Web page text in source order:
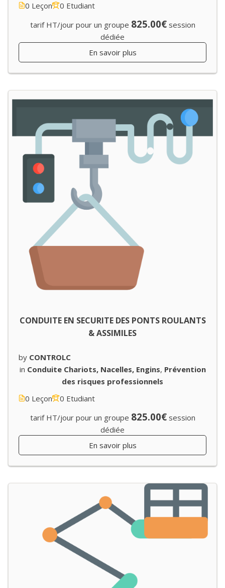
0 Leçon
0 Etudiant
tarif HT/jour pour un groupe 825.00€ session
dédiée
En savoir plus
CONDUITE EN SECURITE DES PONTS ROULANTS
& ASSIMILES
by CONTROLC
in Conduite Chariots, Nacelles, Engins, Prévention
des risques professionnels
0 Leçon
0 Etudiant
tarif HT/jour pour un groupe 825.00€ session
dédiée
En savoir plus